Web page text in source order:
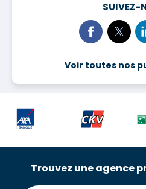
SUIVEZ-
Voir toutes nos
Trouvez une agence